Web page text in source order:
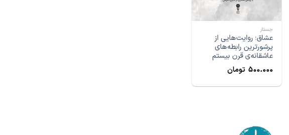
جستار
عشاق؛ روایت‌هایی از
پرشورترین رابطه‌های
عاشقانه‌ی قرن بیستم
500.000 تومان